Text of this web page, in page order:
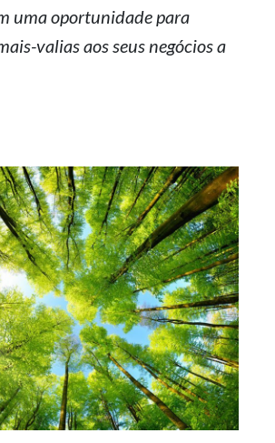
uma oportunidade para
valias aos seus negócios a